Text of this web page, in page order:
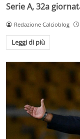
Serie A, 32a
Redazione Calcioblog
Leggi di più